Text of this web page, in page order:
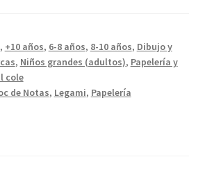
, +10 años, 6-8 años, 8-10 años, Dibujo y
, Niños grandes (adultos), Papelería y
cole
de Notas, Legami, Papelería